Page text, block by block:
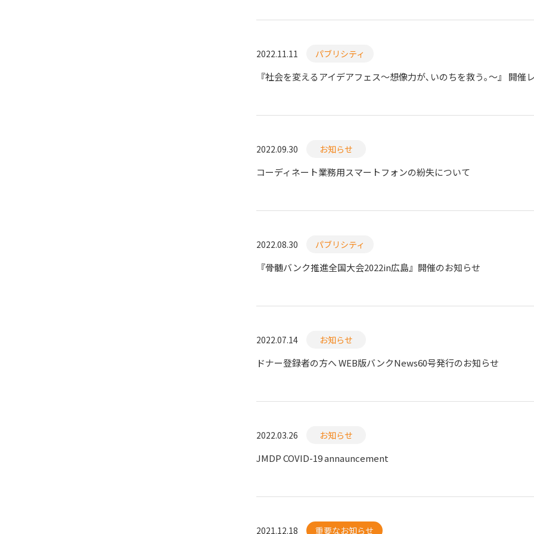
2022.11.11 パブリシティ
『社会を変えるアイデアフェス～想像力が､いのちを救う｡～』 開催
2022.09.30 お知らせ
コーディネート業務用スマートフォンの紛失について
2022.08.30 パブリシティ
『骨髄バンク推進全国大会2022in広島』開催のお知らせ
2022.07.14 お知らせ
ドナー登録者の方へ WEB版バンクNews60号発行のお知らせ
2022.03.26 お知らせ
JMDP COVID-19 annauncement
2021.12.18 重要なお知らせ